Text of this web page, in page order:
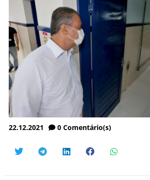
22.12.2021 0 Comentário(s)